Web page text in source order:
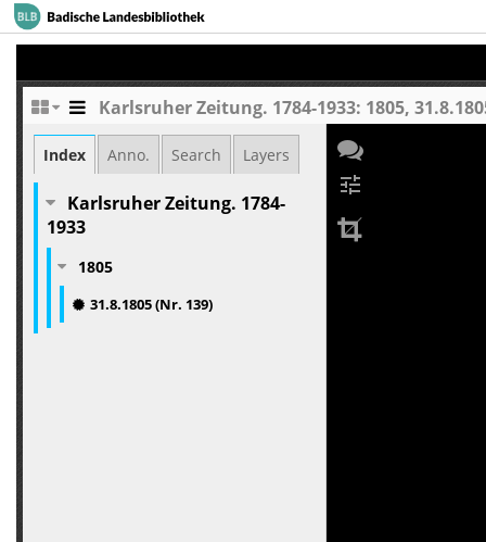
Karlsruher Zeitung. 1784-1933: 1805,
Index Anno. Search Layers
Karlsruher Zeitung. 1784-
1933
1805
31.8.1805 (Nr. 139)
tune